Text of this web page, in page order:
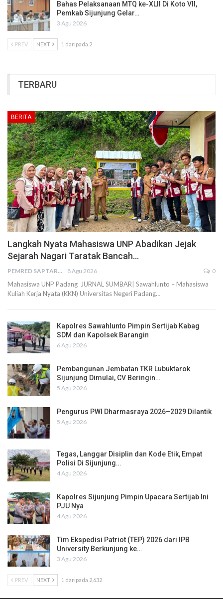
Bahas Pelaksanaan MTQ ke-XLII Di Koto VII,
Pemkab Sijunjung Gelar…
3 Agu 2026
PREV NEXT 1 daripada 2
TERBARU
BERITA
Langkah Nyata Mahasiswa UNP Abadikan Jejak
Sejarah Nagari Taratak Bancah…
PEMRED SAPTARIUS 8 Agu 2026 0
Mahasiswa UNP Padang JURNAL SUMBAR| Sawahlunto – Mahasiswa
Kuliah Kerja Nyata (KKN) Universitas Negeri Padang…
Kapolres Sawahlunto Pimpin Sertijab Kabag
SDM dan Kapolsek Barangin
6 Agu 2026
Pembangunan Jembatan TKR Lubuktarok
Sijunjung Dimulai, CV Beringin…
5 Agu 2026
Pengurus PWI Dharmasraya 2026–2029 Dilantik
5 Agu 2026
Tegas, Langgar Disiplin dan Kode Etik, Empat
Polisi Di Sijunjung…
4 Agu 2026
Kapolres Sijunjung Pimpin Upacara Sertijab Ini
PJU Nya
4 Agu 2026
Tim Ekspedisi Patriot (TEP) 2026 dari IPB
University Berkunjung ke…
3 Agu 2026
PREV NEXT 1 daripada 2,632